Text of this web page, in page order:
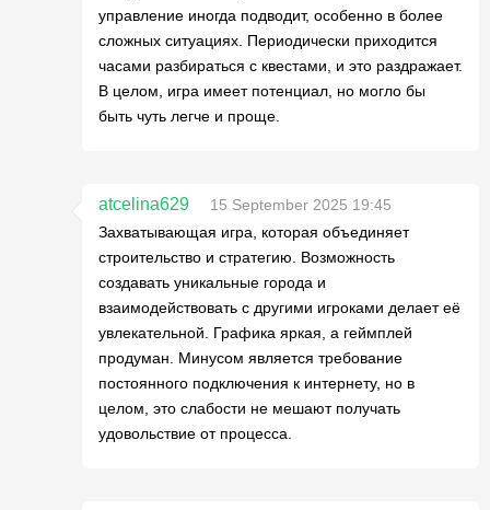
управление иногда подводит, особенно в более
сложных ситуациях. Периодически приходится
часами разбираться с квестами, и это раздражает.
В целом, игра имеет потенциал, но могло бы
быть чуть легче и проще.
atcelina629
15 September 2025 19:45
Захватывающая игра, которая объединяет
строительство и стратегию. Возможность
создавать уникальные города и
взаимодействовать с другими игроками делает её
увлекательной. Графика яркая, а геймплей
продуман. Минусом является требование
постоянного подключения к интернету, но в
целом, это слабости не мешают получать
удовольствие от процесса.